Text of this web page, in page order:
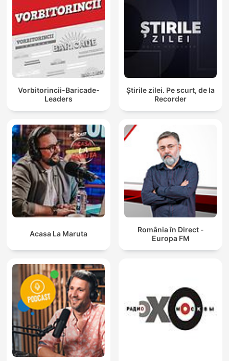
Vorbitorincii-Baricade-
Leaders
Știrile zilei. Pe scurt, de la
Recorder
Acasa La Maruta
România în Direct -
Europa FM